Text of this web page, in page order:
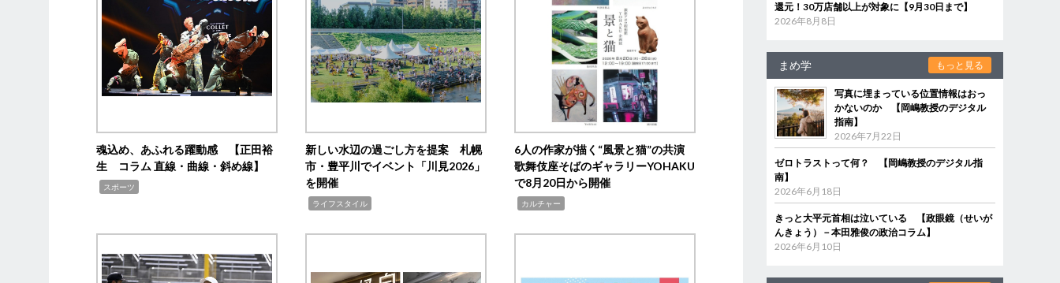
魂込め、あふれる躍動感 【正田裕
生 コラム 直線・曲線・斜め線】
スポーツ
新しい水辺の過ごし方を提案 札幌
市・豊平川でイベント「川見2026」
を開催
ライフスタイル
6人の作家が描く“風景と猫”の共演
歌舞伎座そばのギャラリーYOHAKU
で8月20日から開催
カルチャー
還元！30万店舗以上が対象に【9月30日まで】
2026年8月8日
まめ学 もっと見る
写真に埋まっている位置情報はおっ
かないのか 【岡嶋教授のデジタル
指南】
2026年7月22日
ゼロトラストって何？ 【岡嶋教授のデジタル指
南】
2026年6月18日
きっと大平元首相は泣いている 【政眼鏡（せいが
んきょう）－本田雅俊の政治コラム】
2026年6月10日